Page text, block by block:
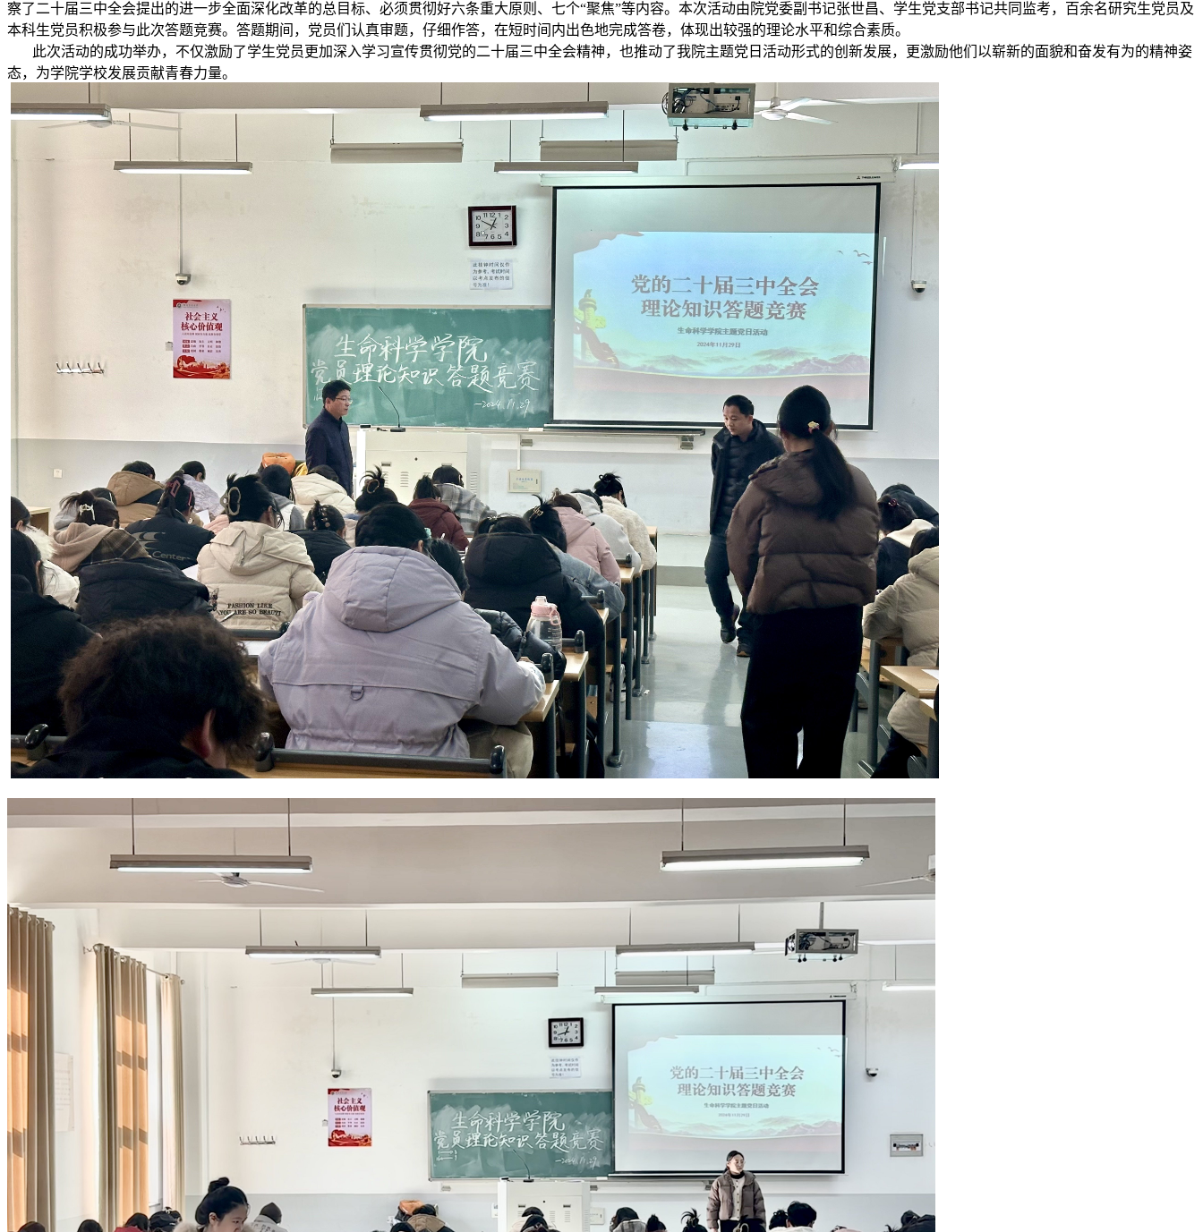
察了二十届三中全会提出的进一步全面深化改革的总目标、必须贯彻好六条重大原则、七个“聚焦”等内容。本次活动由院党委副书记张世昌、学生党支部书记共同监考，百余名研究生党员及
本科生党员积极参与此次答题竞赛。答题期间，党员们认真审题，仔细作答，在短时间内出色地完成答卷，体现出较强的理论水平和综合素质。
此次活动的成功举办，不仅激励了学生党员更加深入学习宣传贯彻党的二十届三中全会精神，也推动了我院主题党日活动形式的创新发展，更激励他们以崭新的面貌和奋发有为的精神姿
态，为学院学校发展贡献青春力量。